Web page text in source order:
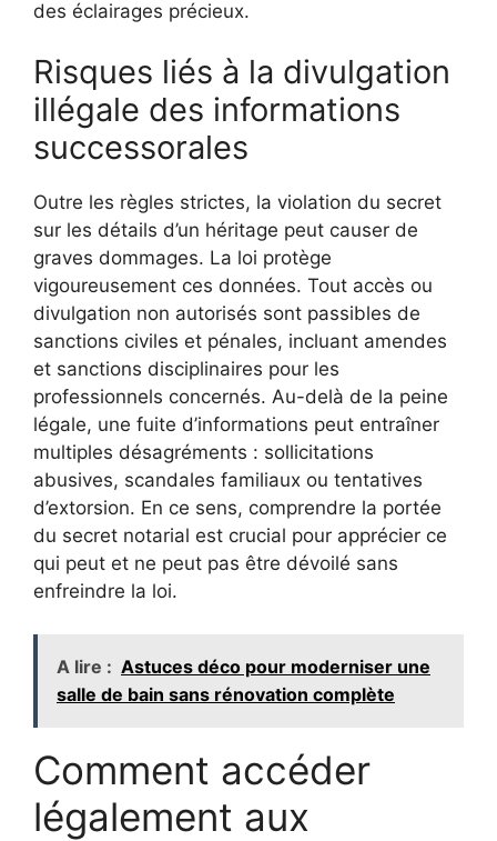
des éclairages précieux.
Risques liés à la divulgation
illégale des informations
successorales
Outre les règles strictes, la violation du secret
sur les détails d’un héritage peut causer de
graves dommages. La loi protège
vigoureusement ces données. Tout accès ou
divulgation non autorisés sont passibles de
sanctions civiles et pénales, incluant amendes
et sanctions disciplinaires pour les
professionnels concernés. Au-delà de la peine
légale, une fuite d’informations peut entraîner
multiples désagréments : sollicitations
abusives, scandales familiaux ou tentatives
d’extorsion. En ce sens, comprendre la portée
du secret notarial est crucial pour apprécier ce
qui peut et ne peut pas être dévoilé sans
enfreindre la loi.
A lire : Astuces déco pour moderniser une
salle de bain sans rénovation complète
Comment accéder
légalement aux